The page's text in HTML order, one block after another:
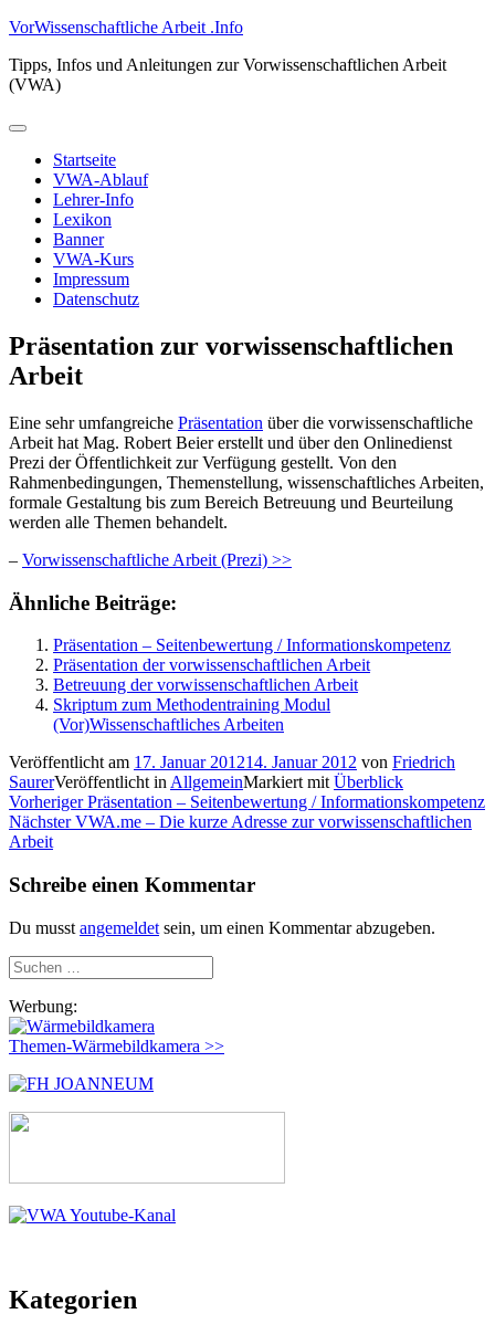
Zum
springen
VorWissenschaftliche Arbeit .Info
Tipps, Infos und Anleitungen zur Vorwissenschaftlichen Arbeit
(VWA)
Primäres
Startseite
VWA-Ablauf
Lehrer-Info
Lexikon
Banner
VWA-Kurs
Impressum
Datenschutz
Präsentation zur vorwissenschaftlichen
Arbeit
Eine sehr umfangreiche Präsentation über die vorwissenschaftliche
Arbeit hat Mag. Robert Beier erstellt und über den Onlinedienst
Prezi der Öffentlichkeit zur Verfügung gestellt. Von den
Rahmenbedingungen, Themenstellung, wissenschaftliches Arbeiten,
formale Gestaltung bis zum Bereich Betreuung und Beurteilung
werden alle Themen behandelt.
– Vorwissenschaftliche Arbeit (Prezi) >>
Ähnliche Beiträge:
Präsentation – Seitenbewertung / Informationskompetenz
Präsentation der vorwissenschaftlichen Arbeit
Betreuung der vorwissenschaftlichen Arbeit
Skriptum zum Methodentraining Modul
(Vor)Wissenschaftliches Arbeiten
Veröffentlicht am 17. Januar 201214. Januar 2012 von Friedrich
SaurerVeröffentlicht in AllgemeinMarkiert mit Überblick
Beitragsnavigation
Vorheriger Vorheriger
Beitrag:
Präsentation – Seitenbewertung / Informationskompetenz
Nächster Nächster
VWA.me – Die kurze Adresse zur vorwissenschaftlichen
Arbeit
Schreibe einen Kommentar
Du musst angemeldet sein, um einen Kommentar abzugeben.
Suchen
nach:
Werbung:
Themen-Wärmebildkamera >>
Kategorien